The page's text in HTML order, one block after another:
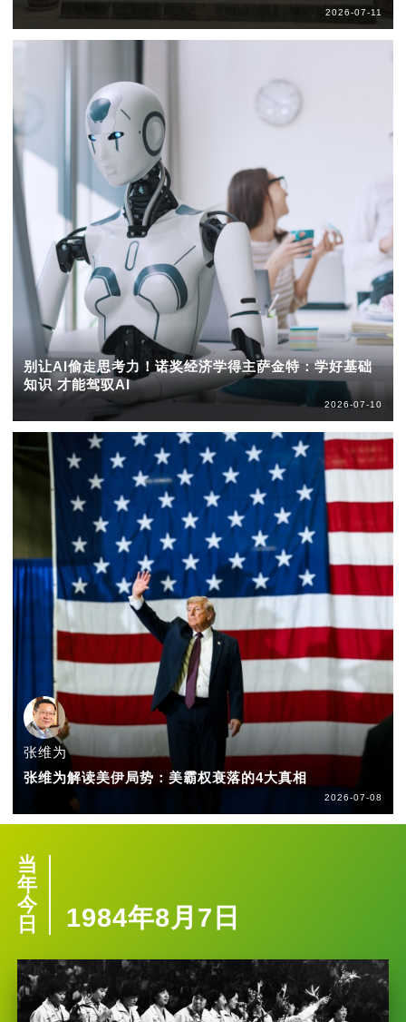
2026-07-11
别让AI偷走思考力！诺奖经济学得主萨金特：学好基础
知识 才能驾驭AI
2026-07-10
张维为
张维为解读美伊局势：美霸权衰落的4大真相
2026-07-08
当
年
今
日
1984年8月7日